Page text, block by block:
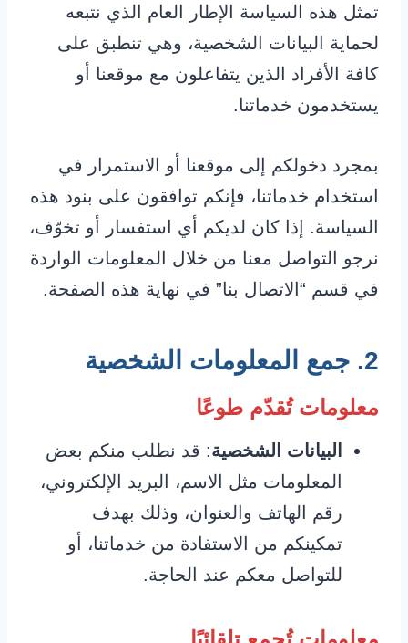
تمثل هذه السياسة الإطار العام الذي نتبعه
لحماية البيانات الشخصية، وهي تنطبق على
كافة الأفراد الذين يتفاعلون مع موقعنا أو
يستخدمون خدماتنا.
بمجرد دخولكم إلى موقعنا أو الاستمرار في
استخدام خدماتنا، فإنكم توافقون على بنود هذه
السياسة. إذا كان لديكم أي استفسار أو تخوّف،
نرجو التواصل معنا من خلال المعلومات الواردة
في قسم “الاتصال بنا” في نهاية هذه الصفحة.
2. جمع المعلومات الشخصية
معلومات تُقدّم طوعًا
البيانات الشخصية: قد نطلب منكم بعض
المعلومات مثل الاسم، البريد الإلكتروني،
رقم الهاتف والعنوان، وذلك بهدف
تمكينكم من الاستفادة من خدماتنا، أو
للتواصل معكم عند الحاجة.